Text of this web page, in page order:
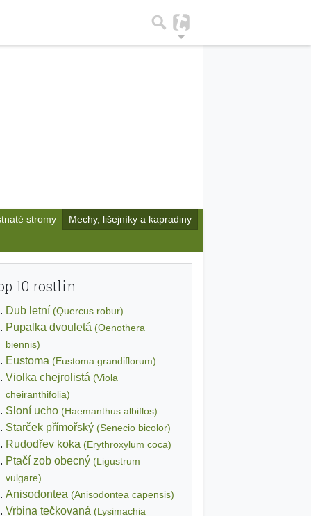
stromy Mechy, lišejníky a kapradiny
10 rostlin
Dub letní (Quercus robur)
Pupalka dvouletá (Oenothera
biennis)
Eustoma (Eustoma grandiflorum)
Violka chejrolistá (Viola
cheiranthifolia)
Sloní ucho (Haemanthus albiflos)
Starček přímořský (Senecio bicolor)
Rudodřev koka (Erythroxylum coca)
Ptačí zob obecný (Ligustrum
vulgare)
Anisodontea (Anisodontea capensis)
Vrbina tečkovaná (Lysimachia